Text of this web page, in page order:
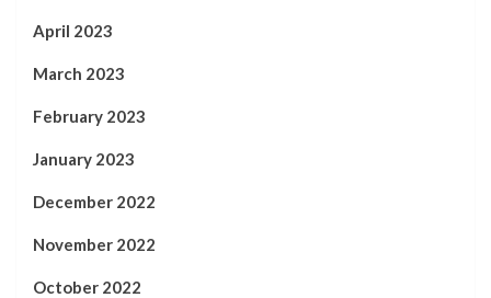
April 2023
March 2023
February 2023
January 2023
December 2022
November 2022
October 2022